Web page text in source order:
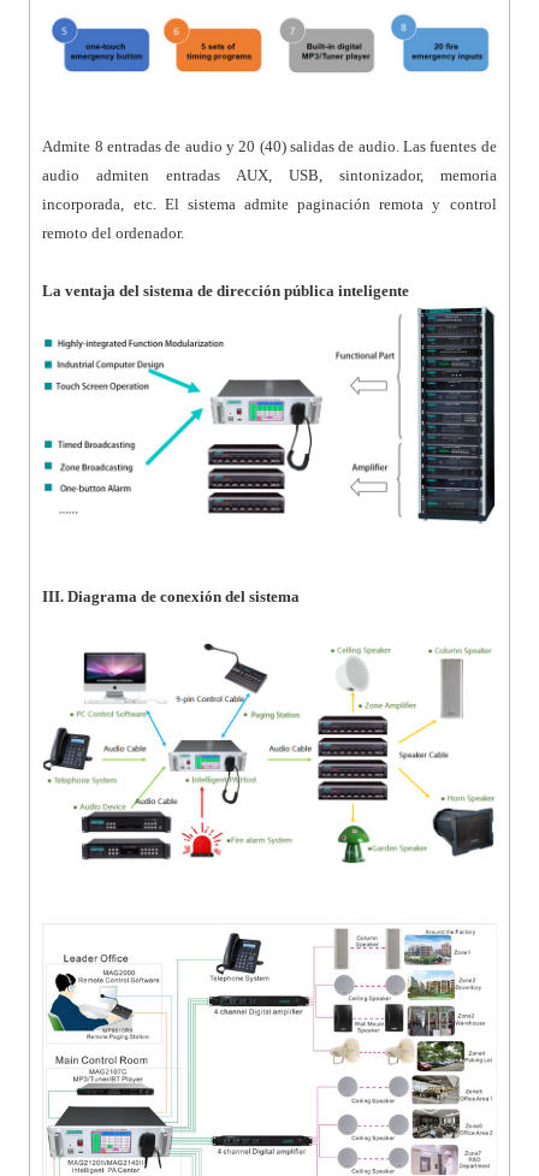
Admite 8 entradas de audio y 20 (40) salidas de audio. Las fuentes de
audio admiten entradas AUX, USB, sintonizador, memoria
incorporada, etc. El sistema admite paginación remota y control
remoto del ordenador.
La ventaja del sistema de dirección pública inteligente
III. Diagrama de conexión del sistema